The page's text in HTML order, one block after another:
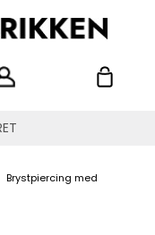
Brystpiercing med